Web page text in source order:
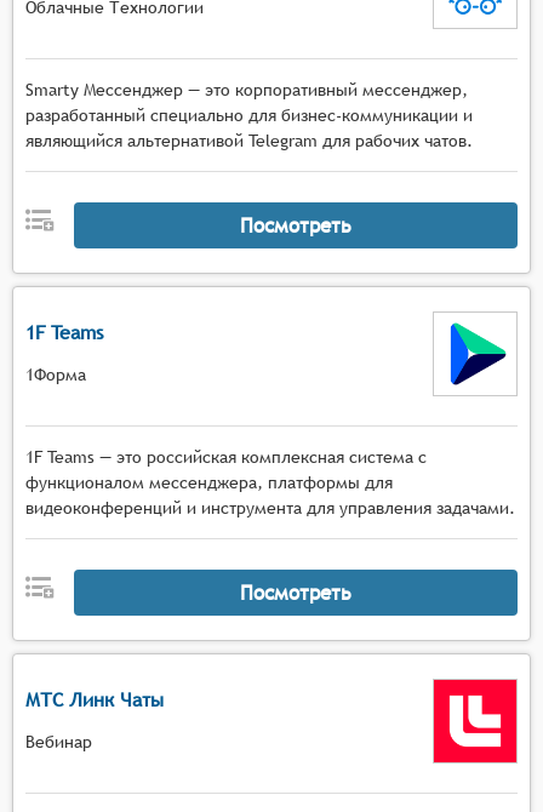
Облачные Технологии
Smarty Мессенджер — это корпоративный мессенджер,
разработанный специально для бизнес-коммуникации и
являющийся альтернативой Telegram для рабочих чатов.
Посмотреть
1F Teams
1Форма
1F Teams — это российская комплексная система с
функционалом мессенджера, платформы для
видеоконференций и инструмента для управления задачами.
Посмотреть
МТС Линк Чаты
Вебинар